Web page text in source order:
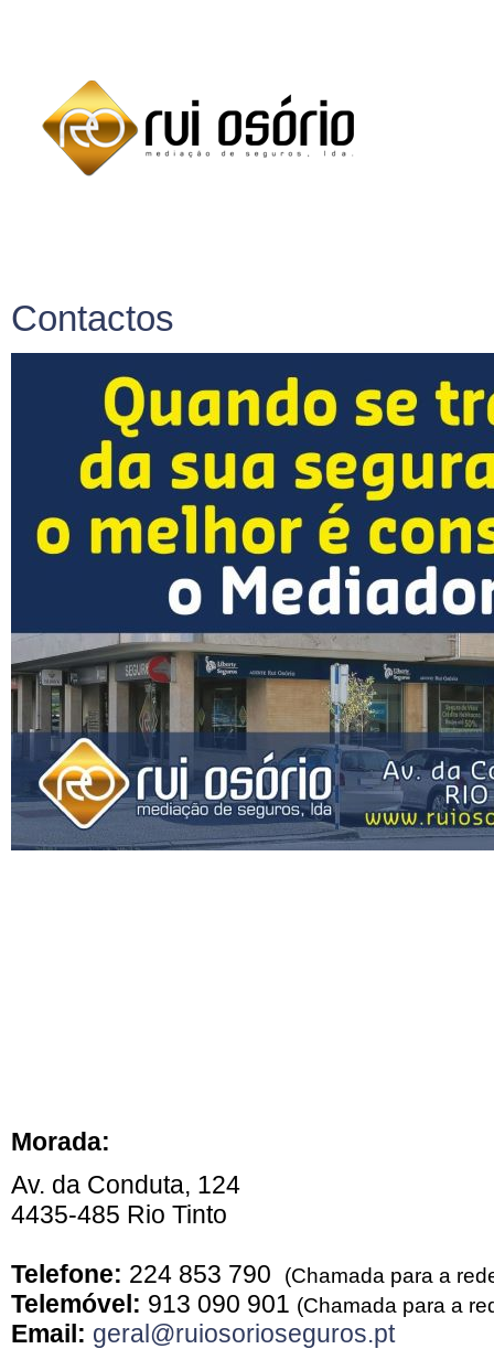
Contactos
Morada:
Av. da Conduta, 124
4435-485 Rio Tinto
Telefone: 224 853 790 (Chamada para a
Telemóvel: 913 090 901 (Chamada para a
Email: geral@ruiosorioseguros.pt